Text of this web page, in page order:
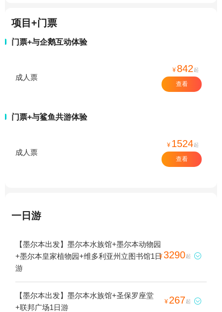
项目+门票
门票+与企鹅互动体验
成人票
¥ 842 起
查看
门票+与鲨鱼共游体验
成人票
¥ 1524起
查看
一日游
【墨尔本出发】墨尔本水族馆+墨尔本动物园
+墨尔本皇家植物园+维多利亚州立图书馆1日
游
¥3290起 
【墨尔本出发】墨尔本水族馆+圣保罗座堂
+联邦广场1日游
¥ 267起 